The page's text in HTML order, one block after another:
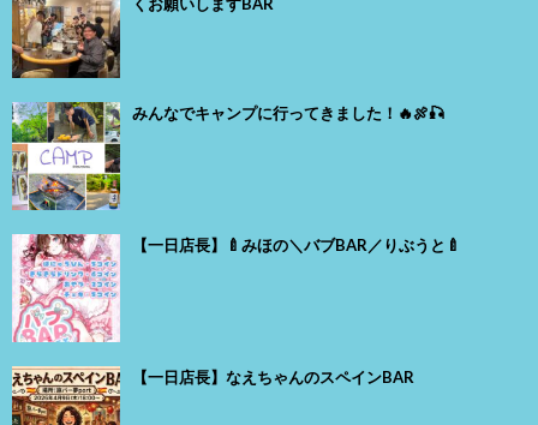
みんなでキャンプに行ってきました！🔥🍖🎣
【一日店長】🍼みほの＼バブBAR／りぶうと🍼
【一日店長】なえちゃんのスペインBAR